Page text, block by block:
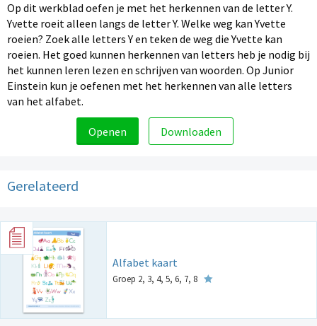
Op dit werkblad oefen je met het herkennen van de letter Y.
Yvette roeit alleen langs de letter Y. Welke weg kan Yvette
roeien? Zoek alle letters Y en teken de weg die Yvette kan
roeien. Het goed kunnen herkennen van letters heb je nodig bij
het kunnen leren lezen en schrijven van woorden. Op Junior
Einstein kun je oefenen met het herkennen van alle letters
van het alfabet.
Openen Downloaden
Gerelateerd
Alfabet kaart
Groep 2, 3, 4, 5, 6, 7, 8